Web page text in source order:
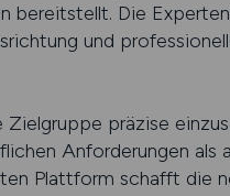
bereitstellt. Die
und
präzise
Anforderungen als
Plattform schafft die